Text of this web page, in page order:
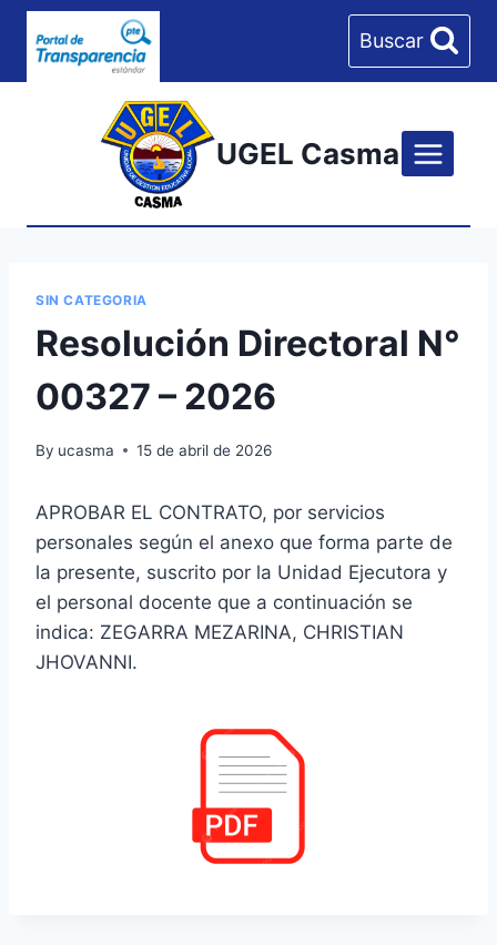
Skip
Buscar
UGEL Casma
SIN CATEGORIA
Resolución Directoral N°
00327 – 2026
By ucasma 15 de abril de 2026
APROBAR EL CONTRATO, por servicios
personales según el anexo que forma parte de
la presente, suscrito por la Unidad Ejecutora y
el personal docente que a continuación se
indica: ZEGARRA MEZARINA, CHRISTIAN
JHOVANNI.